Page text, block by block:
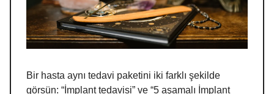
Bir hasta aynı tedavi paketini iki farklı şekilde
görsün: “İmplant tedavisi” ve “5 aşamalı İmplant